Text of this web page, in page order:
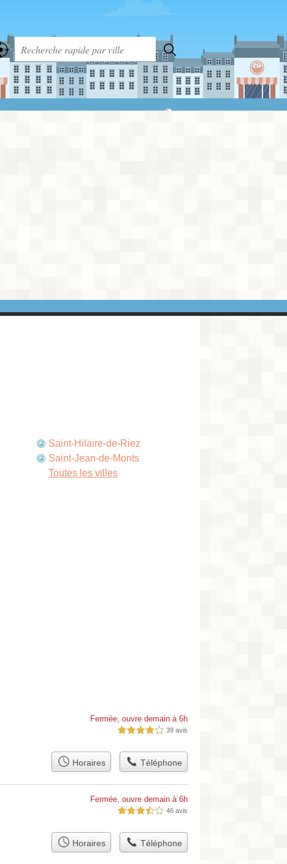
Saint-Hilaire-de-Riez
Saint-Jean-de-Monts
Toutes les villes
Fermée, ouvre demain à 6h
4,0 étoiles sur 5 39 avis
Horaires Téléphone
Fermée, ouvre demain à 6h
3,5 étoiles sur 5 46 avis
Horaires Téléphone